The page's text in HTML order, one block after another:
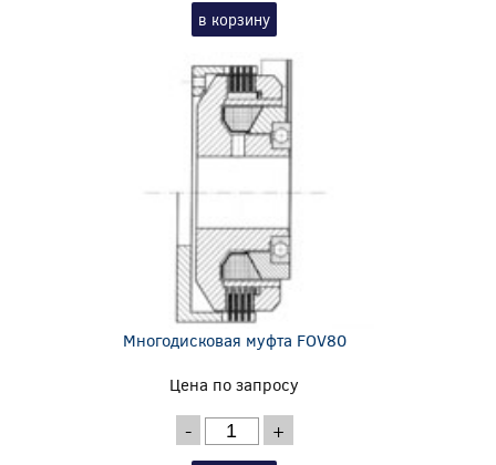
в корзину
Многодисковая муфта FOV80
Цена по запросу
- +